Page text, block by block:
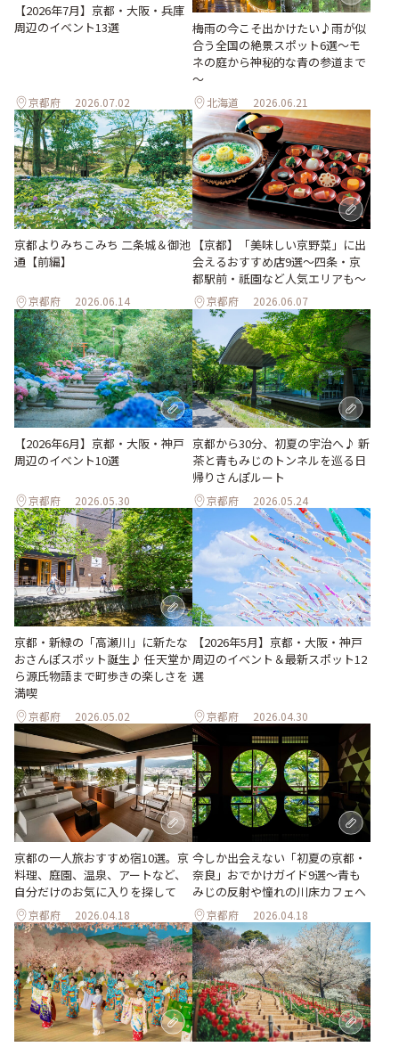
【2026年7月】京都・大阪・兵庫
周辺のイベント13選
京都府 2026.07.02
梅雨の今こそ出かけたい♪雨が似
合う全国の絶景スポット6選～モ
ネの庭から神秘的な青の参道まで
～
北海道 2026.06.21
京都よりみちこみち 二条城＆御池
通【前編】
京都府 2026.06.14
【京都】「美味しい京野菜」に出
会えるおすすめ店9選～四条・京
都駅前・祇園など人気エリアも～
京都府 2026.06.07
【2026年6月】京都・大阪・神戸
周辺のイベント10選
京都府 2026.05.30
京都から30分、初夏の宇治へ♪ 新
茶と青もみじのトンネルを巡る日
帰りさんぽルート
京都府 2026.05.24
京都・新緑の「高瀬川」に新たな
おさんぽスポット誕生♪ 任天堂か
ら源氏物語まで町歩きの楽しさを
満喫
京都府 2026.05.02
【2026年5月】京都・大阪・神戸
周辺のイベント＆最新スポット12
選
京都府 2026.04.30
京都の一人旅おすすめ宿10選。京
料理、庭園、温泉、アートなど、
自分だけのお気に入りを探して
京都府 2026.04.18
今しか出会えない「初夏の京都・
奈良」おでかけガイド9選～青も
みじの反射や憧れの川床カフェへ
京都府 2026.04.18